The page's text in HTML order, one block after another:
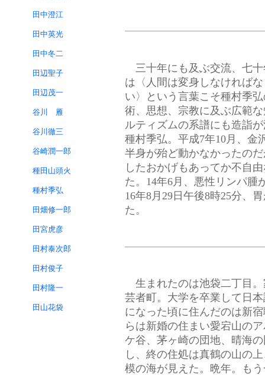
三十年にも及ぶ交流、七
は〈人間は変身しなければ
い〉という言葉こそ種村季
術、思想、宗教に及ぶ広範
ルティズムの系譜にも造詣
種村季弘。平成7年10月、金
半身が殆ど動かなかったの
したおかげもあってか不自
た。14年6月、悪性リンパ腫
16年8月29日午後8時25分、
た。
生まれたのは池袋二丁目
芸者町。大学を卒業して日
になった頃に住んだのは新
らは新婚の住まい愛宕山の
ケ谷、茅ヶ崎の団地、晴海
し、終の住処は真鶴の山の
模の海が見えた。晩年。も
田中澄江
田中英光
田中冬二
田辺聖子
田辺茂一
谷川 雁
谷川徹三
谷崎潤一郎
種田山頭火
種村季弘
田畑修一郎
田宮虎彦
田村泰次郎
田村俊子
田村隆一
田山花袋